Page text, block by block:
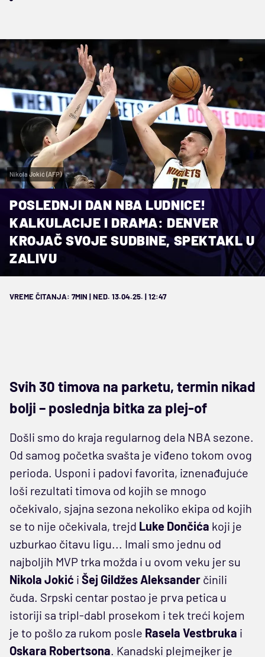
Nikola Jokić (AFP)
POSLEDNJI DAN NBA LUDNICE!
KALKULACIJE I DRAMA: DENVER
KROJAČ SVOJE SUDBINE, SPEKTAKL U
ZALIVU
VREME ČITANJA: 7MIN | NED. 13.04.25. | 12:47
Svih 30 timova na parketu, termin nikad
bolji – poslednja bitka za plej-of
Došli smo do kraja regularnog dela NBA sezone.
Od samog početka svašta je viđeno tokom ovog
perioda. Usponi i padovi favorita, iznenađujuće
loši rezultati timova od kojih se mnogo
očekivalo, sjajna sezona nekoliko ekipa od kojih
se to nije očekivala, trejd Luke Dončića koji je
uzburkao čitavu ligu... Imali smo jednu od
najboljih MVP trka možda i u ovom veku jer su
Nikola Jokić i Šej Gildžes Aleksander činili
čuda. Srpski centar postao je prva petica u
istoriji sa tripl-dabl prosekom i tek treći kojem
je to pošlo za rukom posle Rasela Vestbruka i
Oskara Robertsona. Kanadski plejmejker je